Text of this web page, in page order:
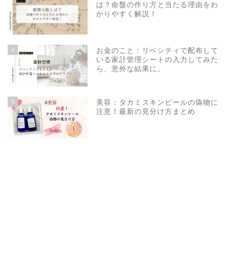
は？命盤の作り方と当たる理由をわ
かりやすく解説！
4
お金のこと：リベシティで配布して
いる家計管理シートの入力してみた
ら、意外な結果に。
5
美容：タカミスキンピールの偽物に
注意！最新の見分け方まとめ